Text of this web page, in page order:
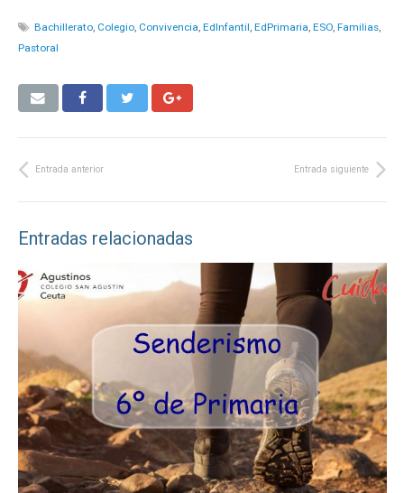
Bachillerato,Colegio,Convivencia,EdInfantil,EdPrimaria,ESO,Familias,
Pastoral
Entrada anterior Entrada siguiente
Entradas relacionadas